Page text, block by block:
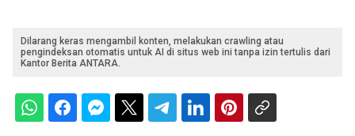
Dilarang keras mengambil konten, melakukan crawling atau
pengindeksan otomatis untuk AI di situs web ini tanpa izin tertulis dari
Kantor Berita ANTARA.